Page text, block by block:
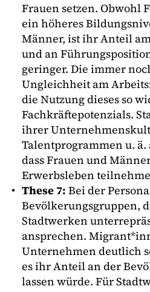
Frauen setzen. Obwohl
ein höheres
Männer, ist ihr Anteil
und an
geringer. Die immer
Ungleichheit am
die Nutzung dieses so
Fachkräftepotenzials.
ihrer
Talentprogrammen u.
dass Frauen und
Erwerbsleben
These 7: Bei der
Bevölkerungsgruppen,
Stadtwerken
ansprechen.
Unternehmen deutlich
es ihr Anteil an der
lassen würde. Für